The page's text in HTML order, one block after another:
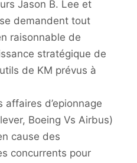
Jason B. Lee et
demandent tout
raisonnable de
stratégique de
de KM prévus à
d’epionnage
Boeing Vs Airbus)
cause des
concurrents pour